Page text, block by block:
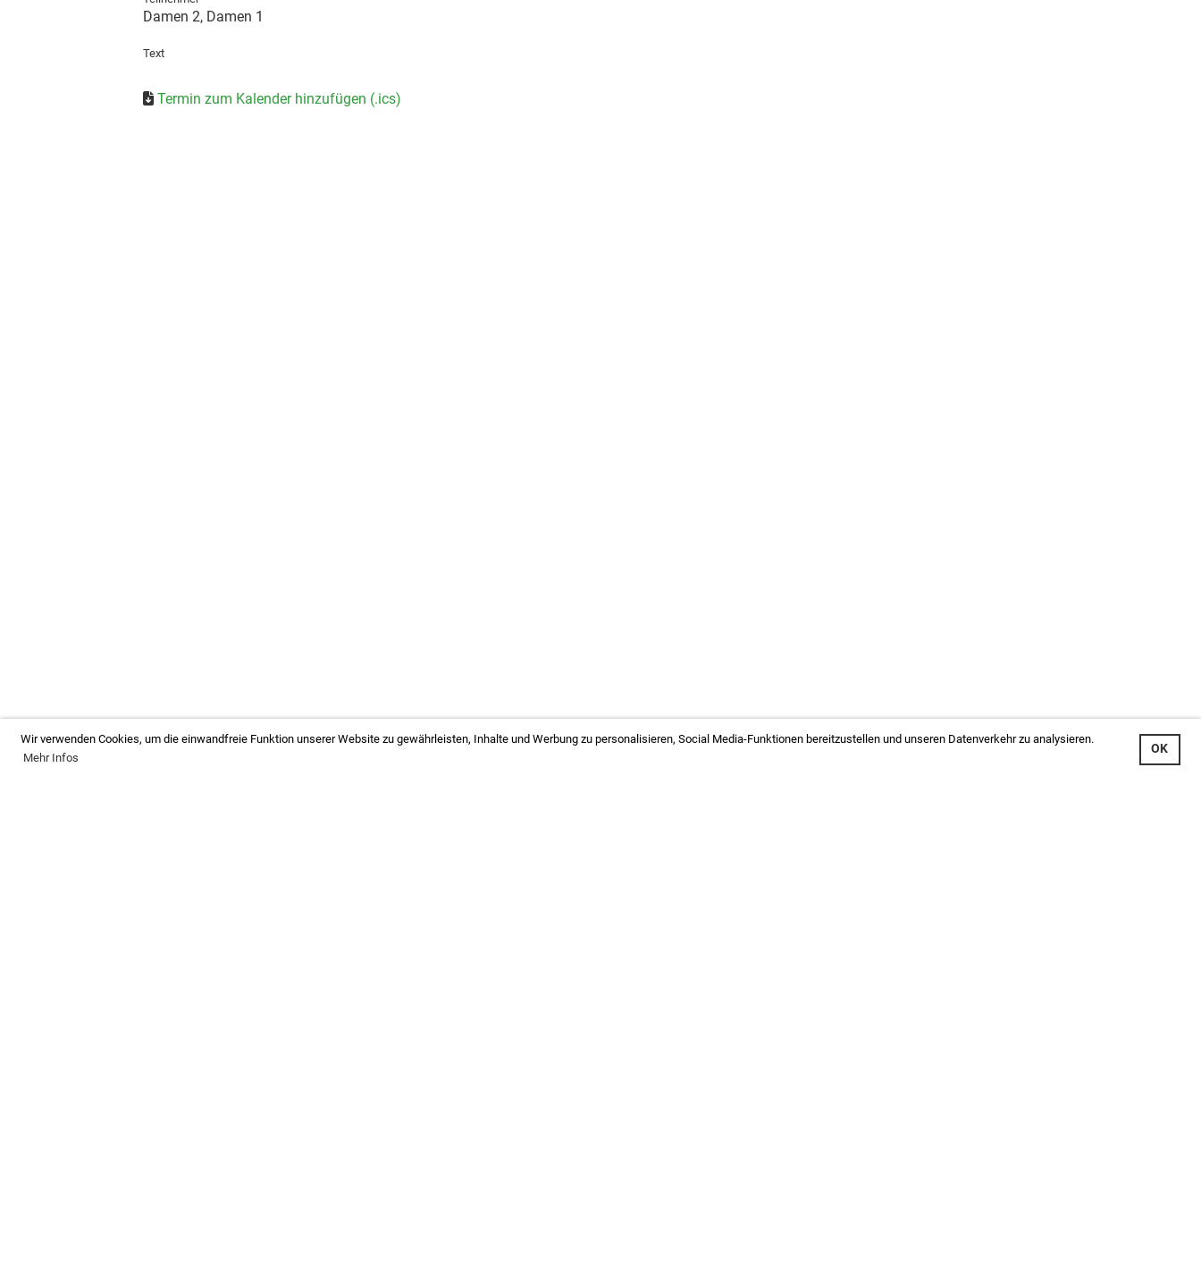
Wir verwenden Cookies, um die einwandfreie Funktion unserer Website zu gewährleisten, Inhalte und Werbung zu personalisieren, Social Media-Funktionen bereitzustellen und unseren Datenverkehr zu analysieren.
Mehr Infos
OK
Damen 2, Damen 1
Text
Termin zum Kalender hinzufügen (.ics)